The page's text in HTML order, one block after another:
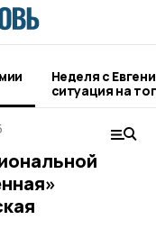
Неделя с
ситуация на
городе и